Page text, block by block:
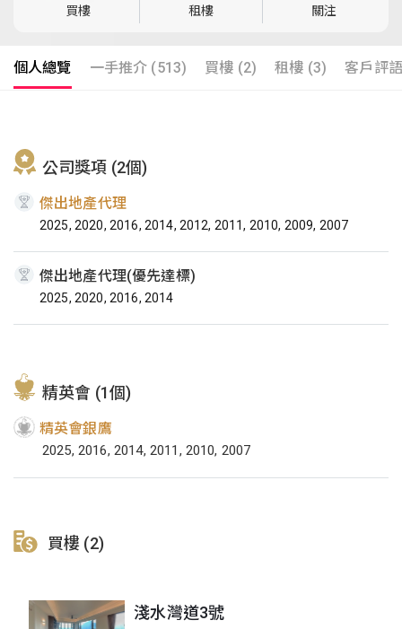
買樓 租樓 關注
個人總覽 一手推介 (513) 買樓 (2) 租樓 (3) 客戶評
公司獎項 (2個)
傑出地產代理
2025, 2020, 2016, 2014, 2012, 2011, 2010, 2009, 2007
傑出地產代理(優先達標)
2025, 2020, 2016, 2014
精英會 (1個)
精英會銀鷹
2025, 2016, 2014, 2011, 2010, 2007
買樓 (2)
淺水灣道3號